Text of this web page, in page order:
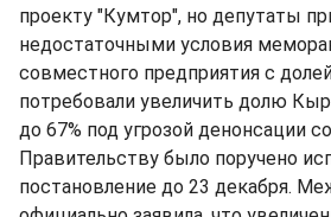
проекту "Кумтор", но депутаты
недостаточными условия
совместного предприятия с
потребовали увеличить долю
до 67% под угрозой денонсации
Правительству было поручено
постановление до 23 декабря.